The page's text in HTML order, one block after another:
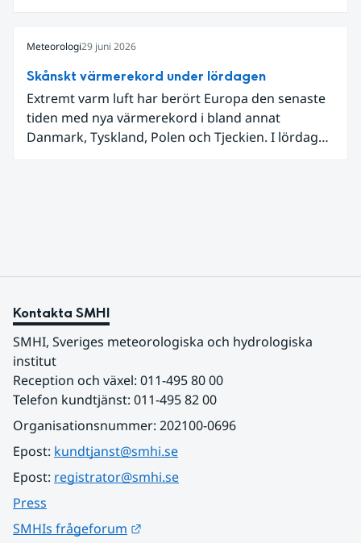
Meteorologi29 juni 2026
Skånskt värmerekord under lördagen
Extremt varm luft har berört Europa den senaste
tiden med nya värmerekord i bland annat
Danmark, Tyskland, Polen och Tjeckien. I lördags
Kontakta SMHI
SMHI, Sveriges meteorologiska och hydrologiska
institut
Reception och växel: 011-495 80 00
Telefon kundtjänst: 011-495 82 00
Organisationsnummer: 202100-0696
Epost: kundtjanst@smhi.se
Epost: registrator@smhi.se
Press
SMHIs frågeforum